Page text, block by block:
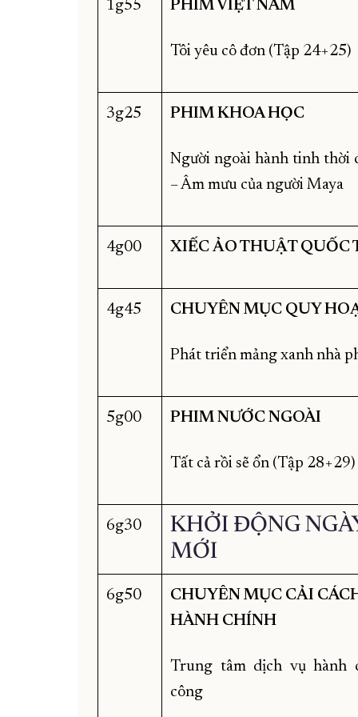
1g55 PHIM VIỆTNAM
Tôi yêu cô đơn (Tập 24+25)
3g25 PHIM KHOA HỌC
Người ngoài hành tinh thời
– Âm mưu của người Maya
4g00 XIẾC ẢO THUẬT QUỐC
4g45 CHUYÊN MỤC QUY
Phát triển mảng xanh nhà
5g00 PHIM NƯỚC NGOÀI
Tất cả rồi sẽ ổn (Tập 28+29)
6g30
KHỞI ĐỘNG
MỚI
6g50
CHUYÊN MỤC CẢI
HÀNH CHÍNH
Trung tâm dịch vụ hành
công